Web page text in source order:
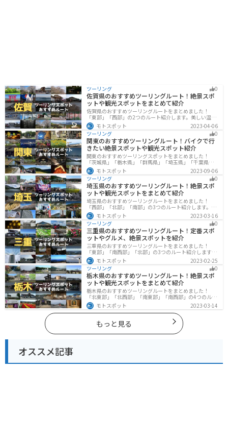
なたらこはもちろん、たらこ加工品も豊富に揃っていま
す。お土産には、たらこを使ったパスタソースやふりか
けなどもおすすめです。 周辺には、海水浴場やキャンプ
場など、自然を満喫できるスポットも点在しています。
少し足を延ばせば、積丹半島の雄大な景色を望むことも
できます。 道の駅 ふるびらたらこミュージアムは、たら
こを楽しみながら、北海道の自然を満喫できる魅力的な
スポットです。
ツーリング 0
佐賀県のおすすめツーリングルート！絶景スポ
ットや観光スポットをまとめて紹介
佐賀県のおすすめツーリングルートをまとめました！
「東部」「西部」の2つのルート紹介します。美しい温泉
地や古墳群、歴史ある城や神社仏閣など、バイクツーリ
ングに適したスポットが多数存在し、様々な楽しみ方が
できます。バイクで佐賀県にツーリングに行く際は参考
にしてください。
モトスポット
2023-04-06
ツーリング
0
関東のおすすめツーリングルート！バイクで行
きたい絶景スポットや観光スポット紹介
関東のおすすめツーリングスポットをまとめました！
「茨城県」「栃木県」「群馬県」「埼玉県」「千葉県」
「東京都」「神奈川県」の各県の観光地紹介します。自
然豊かな山々や湖、温泉地が点在し、四季折々の景色を
楽しめるスポットが多数あります。バイクで関東にツー
リングに行く際は参考にしてください。
モトスポット
2023-09-06
ツーリング
0
埼玉県のおすすめツーリングルート！絶景スポ
ットや観光スポットをまとめて紹介
埼玉県のおすすめツーリングルートをまとめました！
「西部」「北部」「南部」の3つのルート紹介します。自
然豊かな西側と街中の東側で違った楽しみ方ができま
す。バイクで埼玉県にツーリングに行く際は参考にして
ください。
モトスポット
2023-03-16
ツーリング
0
三重県のおすすめツーリングルート！定番スポ
ットやグルメ、絶景スポットを紹介
三重県のおすすめツーリングルートをまとめました！
「東部」「南西部」「北部」の3つのルート紹介します。
標高の高いスカイラインからリアス式海岸まであるの
で、飽きることなくツーリングを堪能できます。バイク
で三重県にツーリングに行く際は参考にしてください。
モトスポット
2023-02-25
ツーリング
0
栃木県のおすすめツーリングルート！絶景スポ
ットや観光スポットをまとめて紹介
栃木県のおすすめツーリングルートをまとめました！
「北東部」「北西部」「南東部」「南西部」の4つのルー
ト紹介します。日本を代表する神社や広大な山や滝、湖
などを歴史や自然を満喫するツーリングができます。バ
イクで栃木県にツーリングに行く際は参考にしてくださ
モトスポット 2023-03-14
もっと見る
オススメ記事